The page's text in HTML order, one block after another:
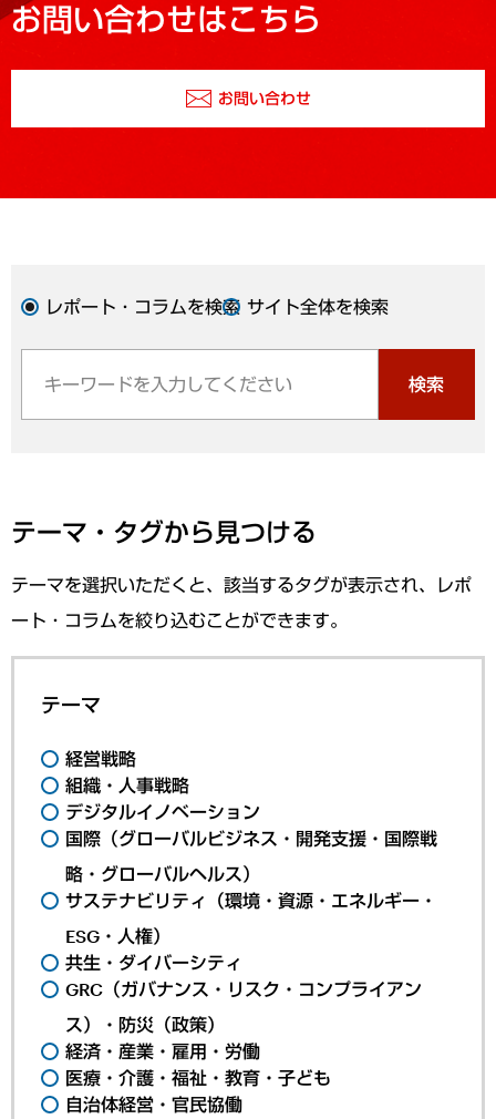
お問い合わせはこちら
お問い合わせ
レポート・コラムを検索 サイト全体を検索
検索
テーマ・タグから見つける
テーマを選択いただくと、該当するタグが表示され、レポ
ート・コラムを絞り込むことができます。
テーマ
経営戦略
組織・人事戦略
デジタルイノベーション
国際（グローバルビジネス・開発支援・国際戦
略・グローバルヘルス）
サステナビリティ（環境・資源・エネルギー・
ESG・人権）
共生・ダイバーシティ
GRC（ガバナンス・リスク・コンプライアン
ス）・防災（政策）
経済・産業・雇用・労働
医療・介護・福祉・教育・子ども
自治体経営・官民協働